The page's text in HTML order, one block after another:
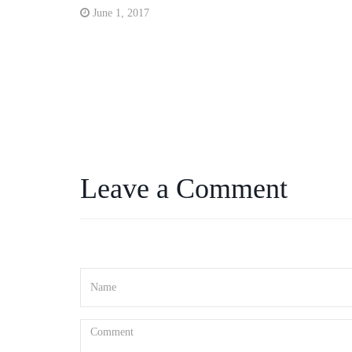
June 1, 2017
Leave a Comment